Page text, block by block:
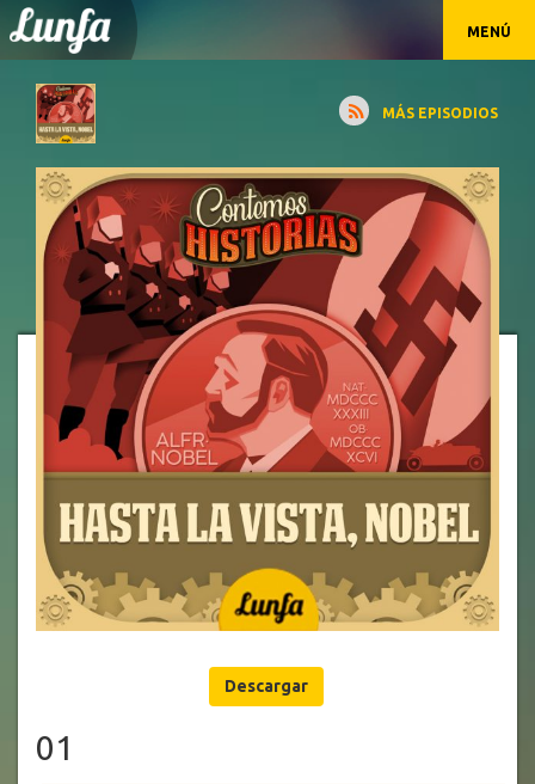
MENÚ
MÁS EPISODIOS
Descargar
01